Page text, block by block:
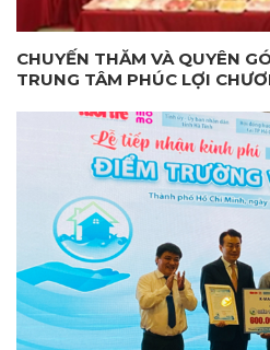
CHUYẾN THĂM VÀ QUYÊN
TRUNG TÂM PHÚC LỢI